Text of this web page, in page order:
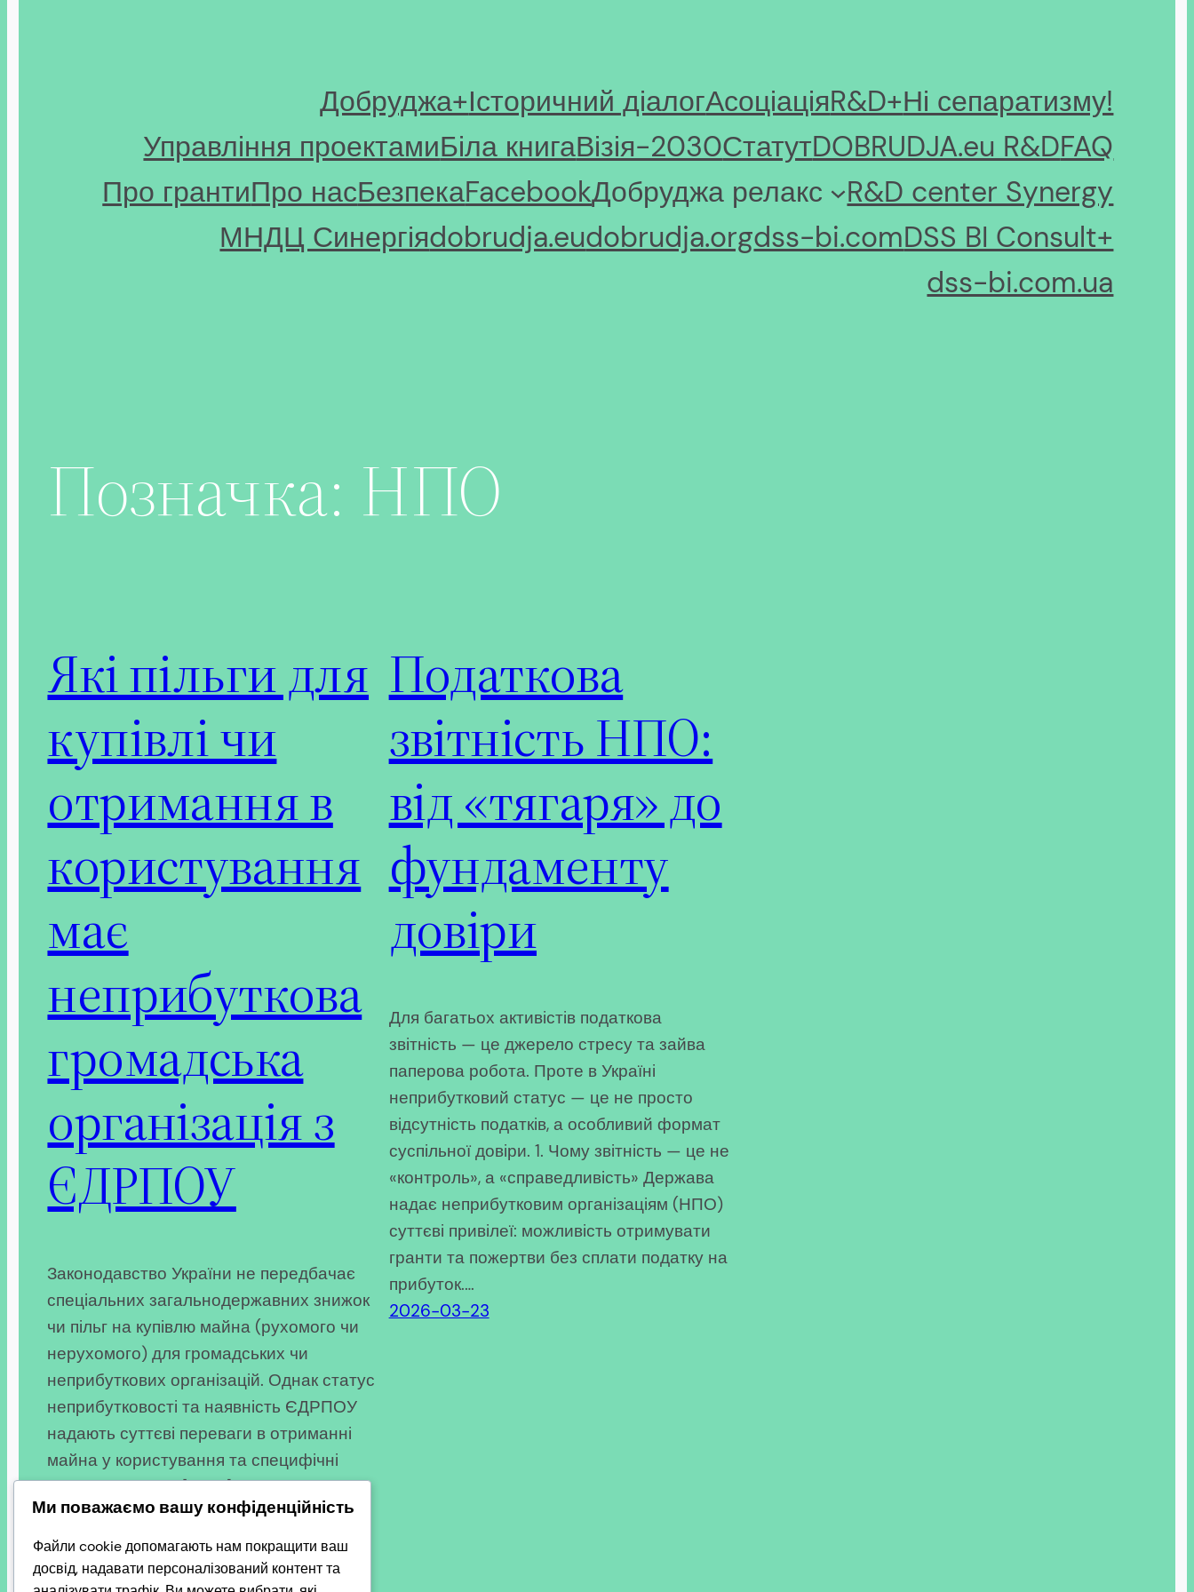
Добруджа+Історичний діалогАсоціаціяR&D+Ні сепаратизму!
Управління проектамиБіла книгаВізія-2030СтатутDOBRUDJA.eu R&DFAQ
Про грантиПро насБезпекаFacebookДобруджа релакс
R&D center Synergy
МНДЦ Синергіяdobrudja.eudobrudja.orgdss-bi.comDSS BI Consult+
dss-bi.com.ua
Позначка: НПО
Які пільги для
купівлі чи
отримання в
користування
має
неприбуткова
громадська
організація з
ЄДРПОУ
Законодавство України не передбачає
спеціальних загальнодержавних знижок
чи пільг на купівлю майна (рухомого чи
нерухомого) для громадських чи
неприбуткових організацій. Однак статус
неприбутковості та наявність ЄДРПОУ
надають суттєві переваги в отриманні
майна у користування та специфічні
податкові пільги. [1, 2, 3] Особливості при
отриманні майна та користуванні
2026-07-31
Податкова
звітність НПО:
від «тягаря» до
фундаменту
довіри
Для багатьох активістів податкова
звітність — це джерело стресу та зайва
паперова робота. Проте в Україні
неприбутковий статус — це не просто
відсутність податків, а особливий формат
суспільної довіри. 1. Чому звітність — це не
«контроль», а «справедливість» Держава
надає неприбутковим організаціям (НПО)
суттєві привілеї: можливість отримувати
гранти та пожертви без сплати податку на
прибуток.…
2026-03-23
Ми поважаємо вашу конфіденційність
Файли cookie допомагають нам покращити ваш
досвід, надавати персоналізований контент та